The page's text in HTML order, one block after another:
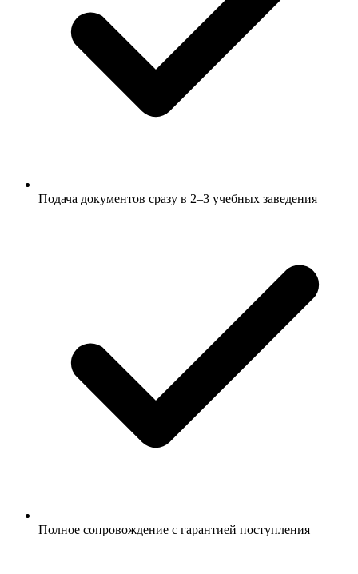
Подача документов сразу в 2–3 учебных заведения
Полное сопровождение с гарантией поступления